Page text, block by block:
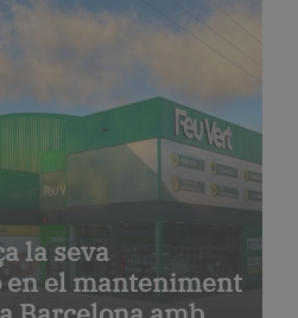
la seva
en el manteniment